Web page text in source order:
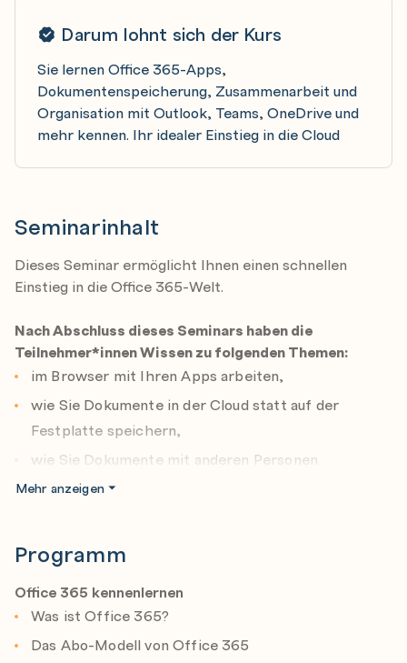
Darum lohnt sich der Kurs
Sie lernen Office 365-Apps,
Dokumentenspeicherung, Zusammenarbeit und
Organisation mit Outlook, Teams, OneDrive und
mehr kennen. Ihr idealer Einstieg in die Cloud
Seminarinhalt
Dieses Seminar ermöglicht Ihnen einen schnellen
Einstieg in die Office 365-Welt.
Nach Abschluss dieses Seminars haben die
Teilnehmer*innen Wissen zu folgenden Themen:
im Browser mit Ihren Apps arbeiten,
wie Sie Dokumente in der Cloud statt auf der
Festplatte speichern,
wie Sie Dokumente mit anderen Personen
gemeinsam bearbeiten können,
stehen,
Ihre persönlichen Aufgaben ganz neu organisieren,
die Informationen zu Ihrer Person in Office 365
bearbeiten können,
Mehr anzeigen
Programm
Office 365 kennenlernen
Was ist Office 365?
Das Abo-Modell von Office 365